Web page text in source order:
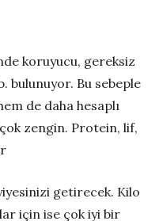
koruyucu, gereksiz
bulunuyor. Bu sebeple
de daha hesaplı
zengin. Protein, lif,
getirecek. Kilo
için ise çok iyi bir